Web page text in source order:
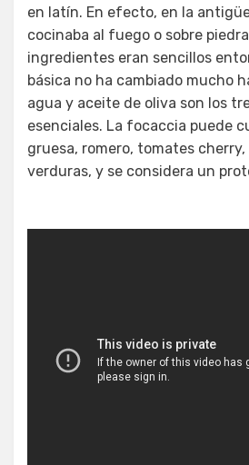
en latín. En efecto, en la
cocinaba al fuego o sobre
ingredientes eran sencillos
básica no ha cambiado mucho
agua y aceite de oliva son los
esenciales. La focaccia puede
gruesa, romero, tomates
verduras, y se considera un